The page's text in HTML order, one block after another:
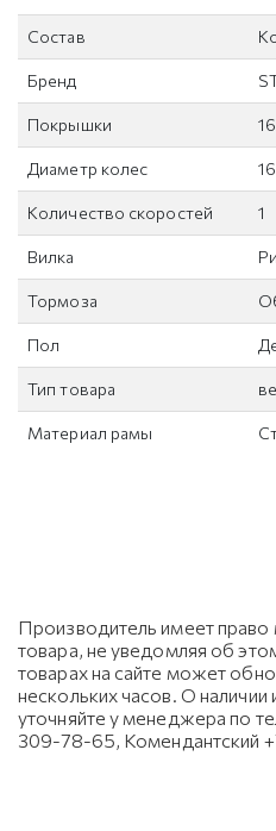
Состав
Бренд
Покрышки
Диаметр колес 16
Количество скоростей 1
Вилка
Тормоза
Пол
Тип товара
Материал рамы
Производитель имеет
товара, не уведомляя об
товарах на сайте может
нескольких часов. О наличии
уточняйте у менеджера по
309-78-65, Комендантский